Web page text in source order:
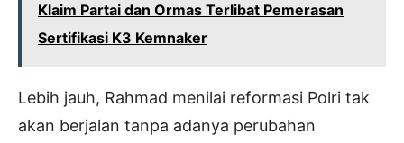
Klaim Partai dan Ormas Terlibat Pemerasan
Sertifikasi K3 Kemnaker
Lebih jauh, Rahmad menilai reformasi Polri tak
akan berjalan tanpa adanya perubahan